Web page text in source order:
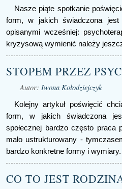
Nasze piąte spotkanie
form, w jakich świadczona jest
opisanymi wcześniej:
kryzysową wymienić należy
STOPEM PRZEZ
Autor: Iwona Kołodziejczyk
Kolejny artykuł poświęcić
form, w jakich świadczona
społecznej bardzo często praca
mało ustrukturowany -
bardzo konkretne formy i wymiary.
CO TO JEST